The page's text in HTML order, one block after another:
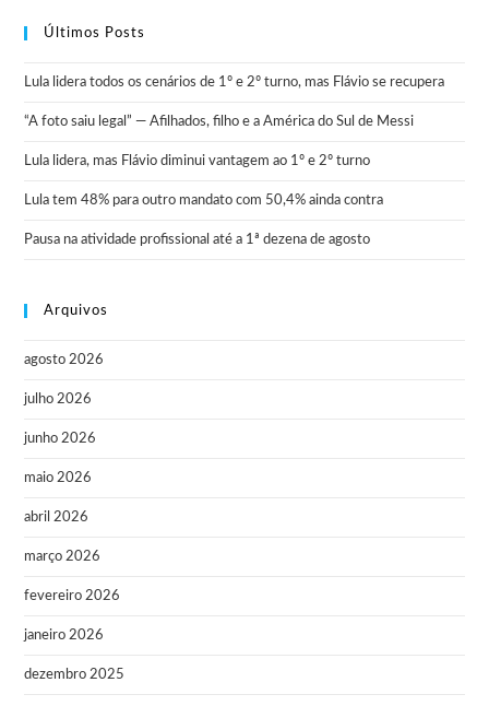
Últimos Posts
Lula lidera todos os cenários de 1º e 2º turno, mas Flávio se recupera
“A foto saiu legal” — Afilhados, filho e a América do Sul de Messi
Lula lidera, mas Flávio diminui vantagem ao 1º e 2º turno
Lula tem 48% para outro mandato com 50,4% ainda contra
Pausa na atividade profissional até a 1ª dezena de agosto
Arquivos
agosto 2026
julho 2026
junho 2026
maio 2026
abril 2026
março 2026
fevereiro 2026
janeiro 2026
dezembro 2025